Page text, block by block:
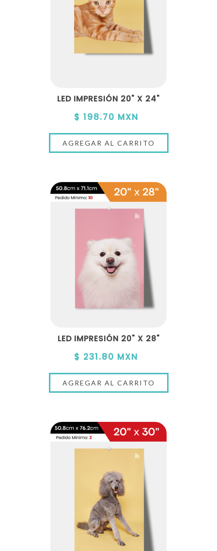
LED IMPRESIÓN 20" X 24"
$ 198.70 MXN
LED IMPRESIÓN 20" X 28"
$ 231.80 MXN